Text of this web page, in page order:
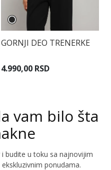
GORNJI DEO TRENERKE
4.990,00 RSD
vam bilo šta
budite u toku sa najnovijim
ponudama.